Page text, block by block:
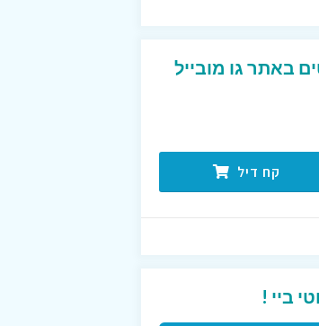
באתר גו מובייל
קח דיל